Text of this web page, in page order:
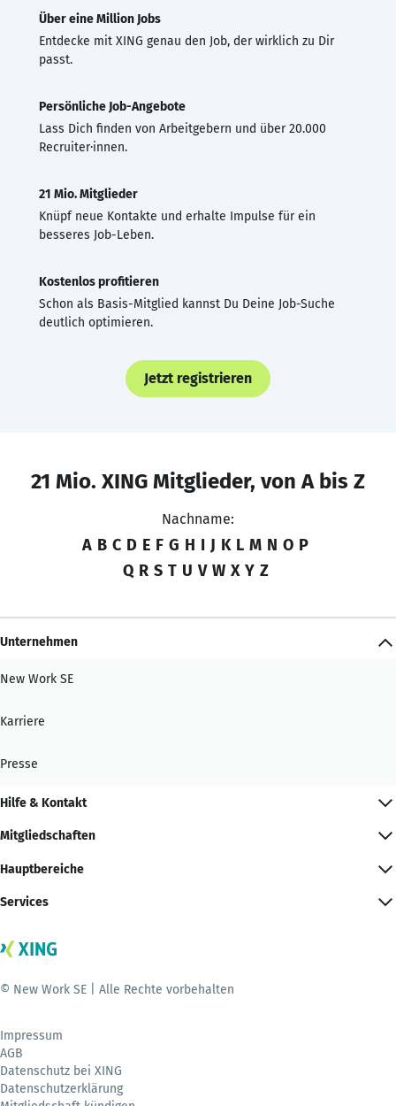
Über eine Million Jobs
Entdecke mit XING genau den Job, der wirklich zu Dir
passt.
Persönliche Job-Angebote
Lass Dich finden von Arbeitgebern und über 20.000
Recruiter·innen.
21 Mio. Mitglieder
Knüpf neue Kontakte und erhalte Impulse für ein
besseres Job-Leben.
Kostenlos profitieren
Schon als Basis-Mitglied kannst Du Deine Job-Suche
deutlich optimieren.
Jetzt registrieren
21 Mio. XING Mitglieder, von A bis Z
Nachname:
A B C D E F G H I J K L M N O P
Q R S T U V W X Y Z
Unternehmen
New Work SE
Karriere
Presse
Hilfe & Kontakt
Mitgliedschaften
Hauptbereiche
Services
© New Work SE | Alle Rechte vorbehalten
Impressum
AGB
Datenschutz bei XING
Datenschutzerklärung